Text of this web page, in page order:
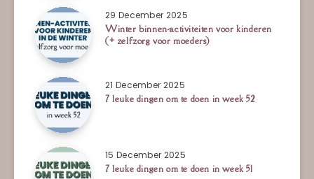
29 December 2025
Winter binnen-activiteiten voor kinderen
(+ zelfzorg voor moeders)
21 December 2025
7 leuke dingen om te doen in week 52
15 December 2025
7 leuke dingen om te doen in week 51